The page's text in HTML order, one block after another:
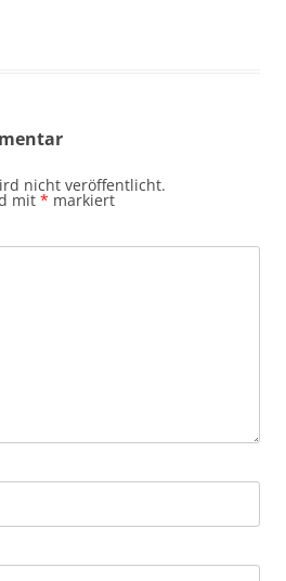
nicht veröffentlicht.
mit * markiert